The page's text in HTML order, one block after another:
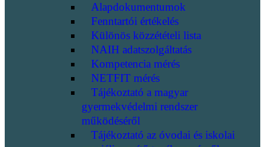
Alapdokumentumok
Fenntartói értékelés
Különös közzétételi lista
NAIH adatszolgáltatás
Kompetencia mérés
NETFIT mérés
Tájékoztató a magyar
gyermekvédelmi rendszer
működéséről
Tájékoztató az óvodai és iskolai